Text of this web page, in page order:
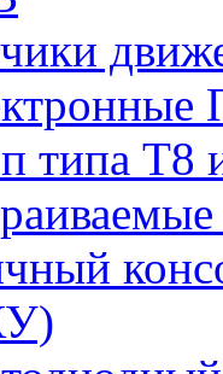
типа Т8